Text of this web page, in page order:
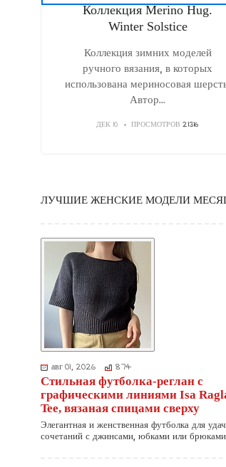
Коллекция Merino Hug.
Winter Solstice
Коллекция зимних моделей
ручного вязания, в которых
использована мериносовая
Автор...
ДЕК 10 ПРОСМОТРОВ 21316
ЛУЧШИЕ ЖЕНСКИЕ МОДЕЛИ
авг 01, 2026 874
Стильная футболка-реглан с
графическими линиями Isa
Tee, вязаная спицами сверху
Элегантная и женственная футболка для
сочетаний с джинсами, юбками или